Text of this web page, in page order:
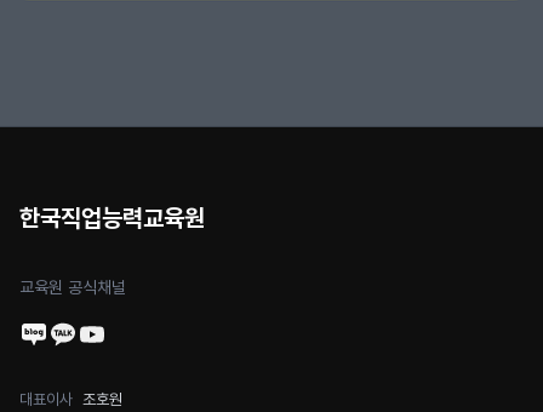
한국직업능력교육원
교육원 공식채널
대표이사 조호원